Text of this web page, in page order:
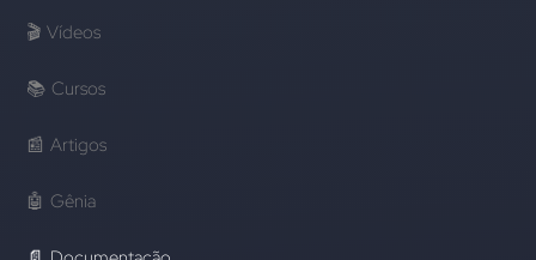
🎬 Vídeos
📚 Cursos
📰 Artigos
🤖 Gênia